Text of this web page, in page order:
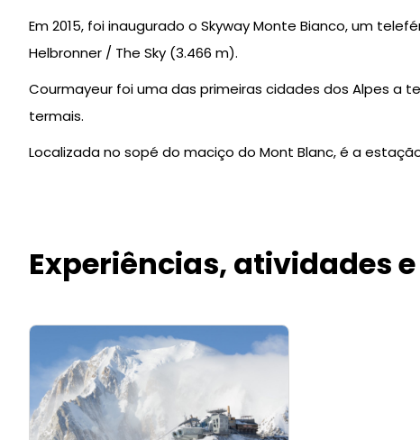
Em 2015, foi inaugurado o Skyway Monte Bianco, um
Helbronner / The Sky (3.466 m).
Courmayeur foi uma das primeiras cidades dos Alpes a
termais.
Localizada no sopé do maciço do Mont Blanc, é a
Experiências, atividades